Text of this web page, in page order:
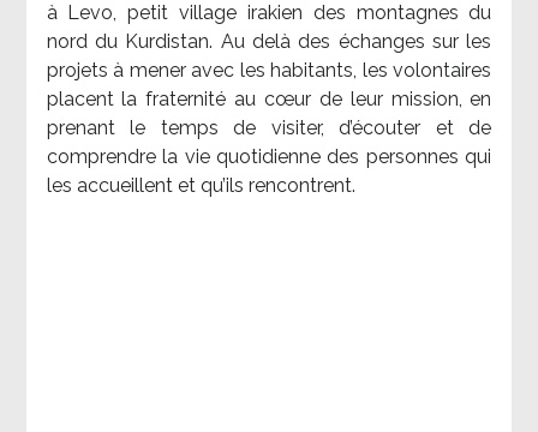
à Levo, petit village irakien des montagnes du
nord du Kurdistan. Au delà des échanges sur les
projets à mener avec les habitants, les volontaires
placent la fraternité au cœur de leur mission, en
prenant le temps de visiter, d’écouter et de
comprendre la vie quotidienne des personnes qui
les accueillent et qu’ils rencontrent.